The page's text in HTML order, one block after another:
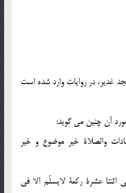
غدیر، در روایات وارد شده است
آن چنین می گوید:
والصلاة خیر موضوع و خیر
اثنتا عشرة رکعة لایسلّم الا فی